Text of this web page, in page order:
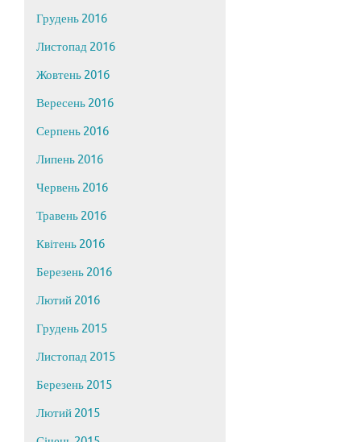
Грудень 2016
Листопад 2016
Жовтень 2016
Вересень 2016
Серпень 2016
Липень 2016
Червень 2016
Травень 2016
Квітень 2016
Березень 2016
Лютий 2016
Грудень 2015
Листопад 2015
Березень 2015
Лютий 2015